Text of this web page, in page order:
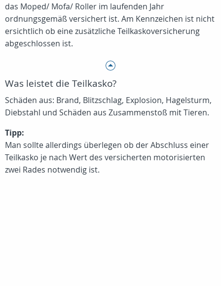
das Moped/ Mofa/ Roller im laufenden Jahr
ordnungsgemäß versichert ist. Am Kennzeichen ist nicht
ersichtlich ob eine zusätzliche Teilkaskoversicherung
abgeschlossen ist.
Was leistet die Teilkasko?
Schäden aus: Brand, Blitzschlag, Explosion, Hagelsturm,
Diebstahl und Schäden aus Zusammenstoß mit Tieren.
Tipp:
Man sollte allerdings überlegen ob der Abschluss einer
Teilkasko je nach Wert des versicherten motorisierten
zwei Rades notwendig ist.